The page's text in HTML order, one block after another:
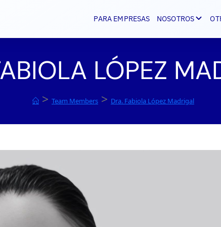
PARA EMPRESAS NOSOTROS
LÓPEZ
> Team Members > Dra. Fabiola López Madrigal